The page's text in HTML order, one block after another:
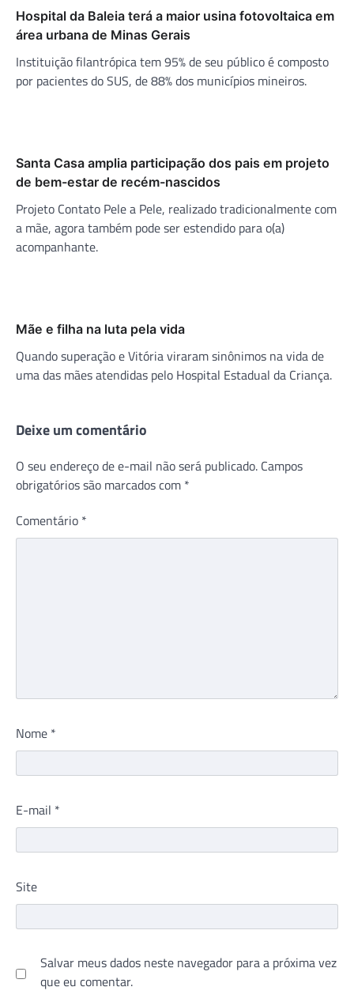
Hospital da Baleia terá a maior usina fotovoltaica em
área urbana de Minas Gerais
Instituição filantrópica tem 95% de seu público é composto
por pacientes do SUS, de 88% dos municípios mineiros.
Santa Casa amplia participação dos pais em projeto
de bem-estar de recém-nascidos
Projeto Contato Pele a Pele, realizado tradicionalmente com
a mãe, agora também pode ser estendido para o(a)
acompanhante.
Mãe e filha na luta pela vida
Quando superação e Vitória viraram sinônimos na vida de
uma das mães atendidas pelo Hospital Estadual da Criança.
Deixe um comentário
O seu endereço de e-mail não será publicado. Campos
obrigatórios são marcados com *
Comentário *
Nome *
E-mail *
Site
Salvar meus dados neste navegador para a próxima vez
que eu comentar.